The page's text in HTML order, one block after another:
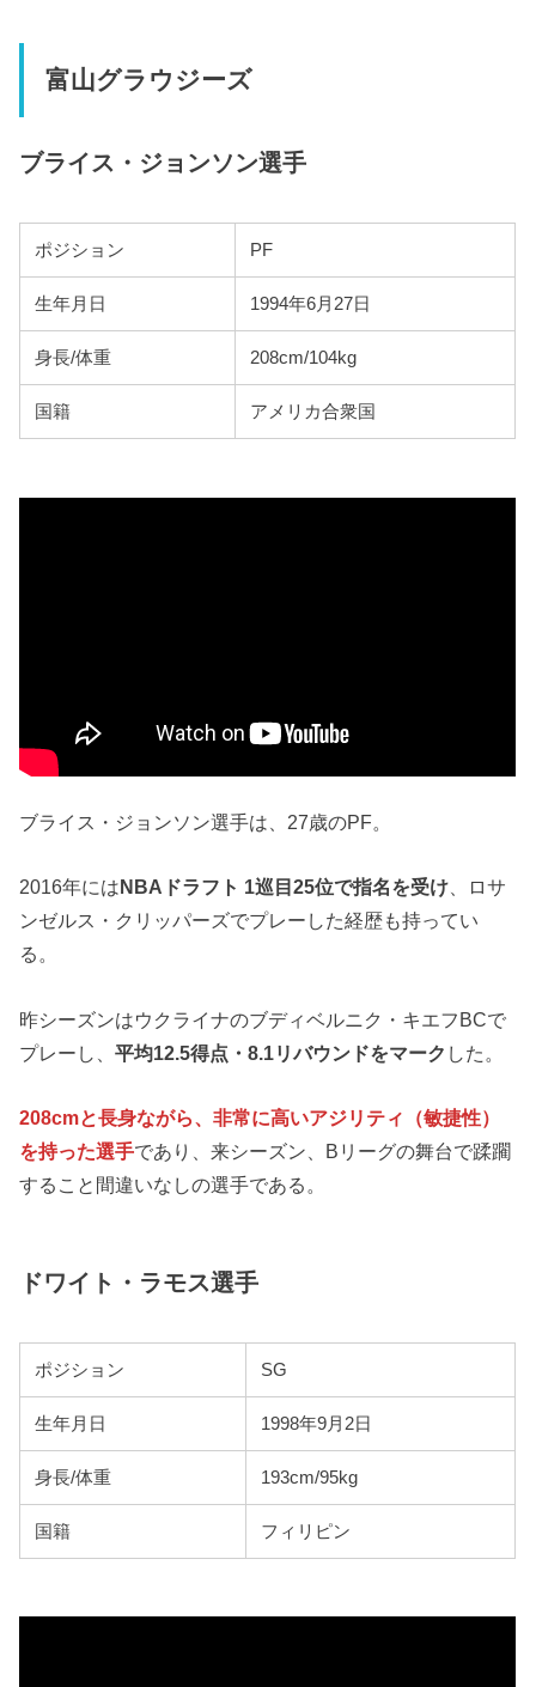
富山グラウジーズ
ブライス・ジョンソン選手
ポジション PF
生年月日 1994年6月27日
身長/体重 208cm/104kg
国籍 アメリカ合衆国
ブライス・ジョンソン選手は、27歳のPF。
2016年には NBAドラフト 1巡目25位で指名を受け 、ロサ
ンゼルス・クリッパーズでプレーした経歴も持ってい
る。
昨シーズンはウクライナのブディベルニク・キエフBCで
プレーし、平均12.5得点・8.1リバウンドをマーク した。
208cmと長身ながら、非常に高いアジリティ（敏捷性）
を持った選手であり、来シーズン、Bリーグの舞台で蹂躙
すること間違いなしの選手である。
ドワイト・ラモス選手
ポジション SG
生年月日 1998年9月2日
身長/体重 193cm/95kg
国籍 フィリピン